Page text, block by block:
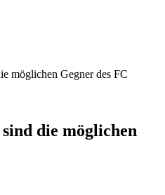
möglichen Gegner des FC
die möglichen